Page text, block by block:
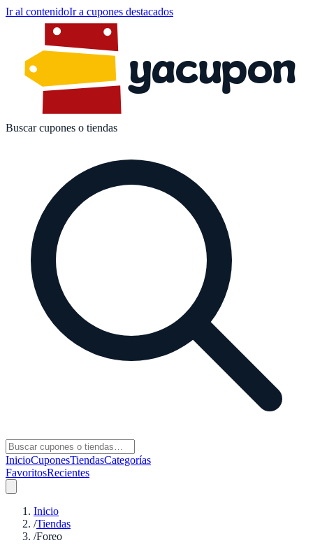
Ir al contenidoIr a cupones destacados
yacupon
Buscar cupones o tiendas
InicioCuponesTiendasCategorías
FavoritosRecientes
Inicio
/Tiendas
/Foreo